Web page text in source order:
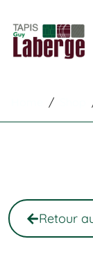
/
Retour